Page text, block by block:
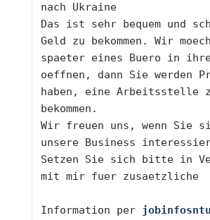
nach Ukraine
Das ist sehr bequem und
Geld zu bekommen. Wir
spaeter eines Buero in
oeffnen, dann Sie werden
haben, eine Arbeitsstelle
bekommen.
Wir freuen uns, wenn Sie
unsere Business
Setzen Sie sich bitte in
mit mir fuer zusaetzliche
Information per